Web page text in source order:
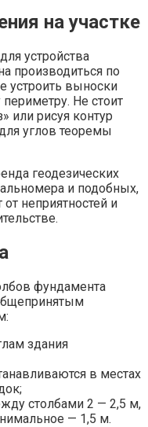
на участке
устройства
производиться по
устроить выноски
Не стоит
или рисуя контур
углов теоремы
геодезических
и подобных,
неприятностей и
фундамента
здания
в местах
столбами 2 — 2,5 м,
— 1,5 м.